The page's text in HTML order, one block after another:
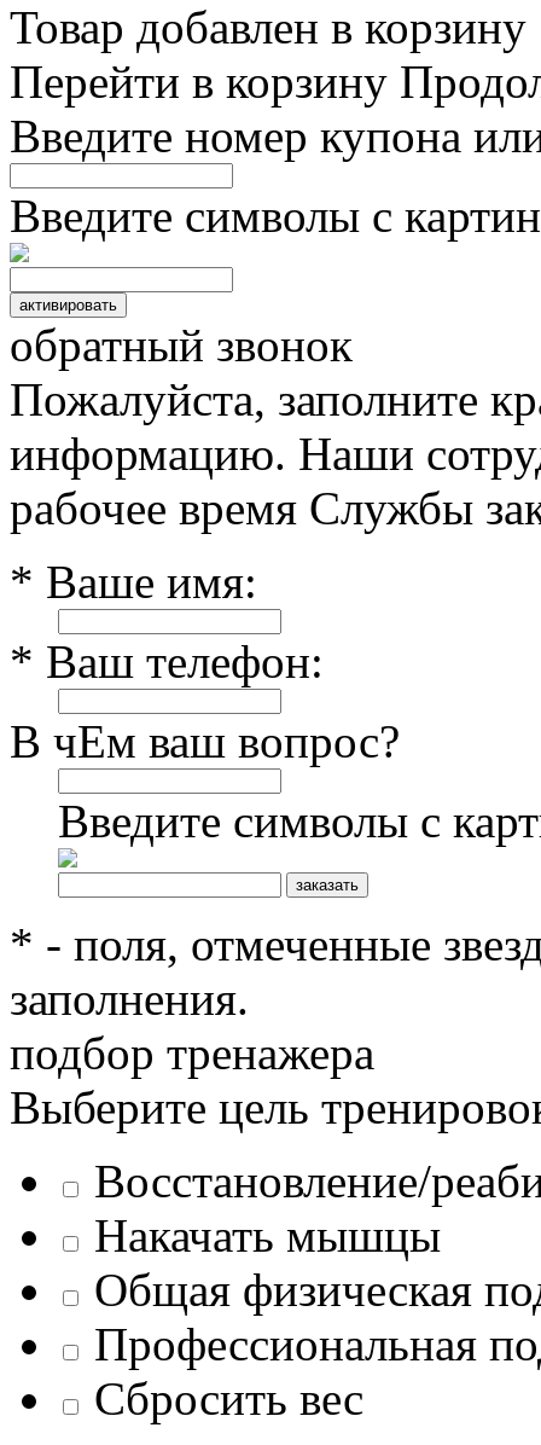
Товар добавлен в корзину
Перейти в корзину
Введите номер купона
Введите символы с
обратный звонок
Пожалуйста, заполните
информацию. Наши
рабочее время Службы
* Ваше имя:
* Ваш телефон:
В чЕм ваш вопрос?
Введите символы с
* - поля, отмеченные
заполнения.
подбор тренажера
Выберите цель
Восстановление/
Накачать мышцы
Общая физическая
Профессиональная
Сбросить вес